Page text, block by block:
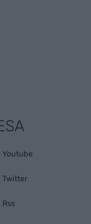
Youtube
Twitter
Rss